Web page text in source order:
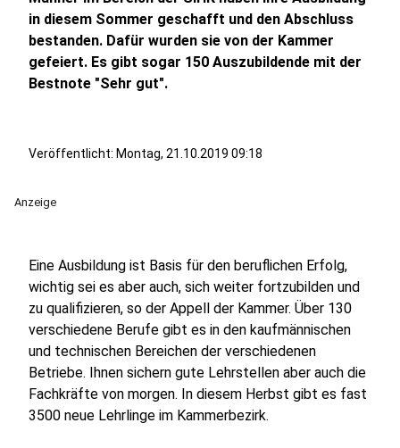
in diesem Sommer geschafft und den Abschluss
bestanden. Dafür wurden sie von der Kammer
gefeiert. Es gibt sogar 150 Auszubildende mit der
Bestnote "Sehr gut".
Veröffentlicht: Montag, 21.10.2019 09:18
Anzeige
Eine Ausbildung ist Basis für den beruflichen Erfolg,
wichtig sei es aber auch, sich weiter fortzubilden und
zu qualifizieren, so der Appell der Kammer. Über 130
verschiedene Berufe gibt es in den kaufmännischen
und technischen Bereichen der verschiedenen
Betriebe. Ihnen sichern gute Lehrstellen aber auch die
Fachkräfte von morgen. In diesem Herbst gibt es fast
3500 neue Lehrlinge im Kammerbezirk.